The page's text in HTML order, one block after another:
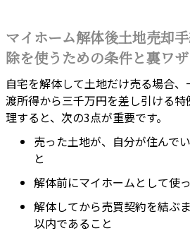
マイホーム解体後土地売却
除を使うための条件と裏ワザ
自宅を解体して土地だけ売る場合
渡所得から三千万円を差し引ける
理すると、次の3点が重要です。
売った土地が、自分が住んで
と
解体前にマイホームとして使
解体してから売買契約を結ぶ
以内であること